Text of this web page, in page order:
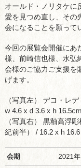
オールド・ノリタケに
愛を見つめ直し、その
会になることを願って
今回の展覧会開催にあ
様、前崎信也様、水弘
会様のご協力ご支援を
げます。
（写真左） デコ・レ
w 4.6 x d 3.6 x h 16.5cm
（写真右） 黒釉高浮
紀前半） / 16.2 x h
会期 2021